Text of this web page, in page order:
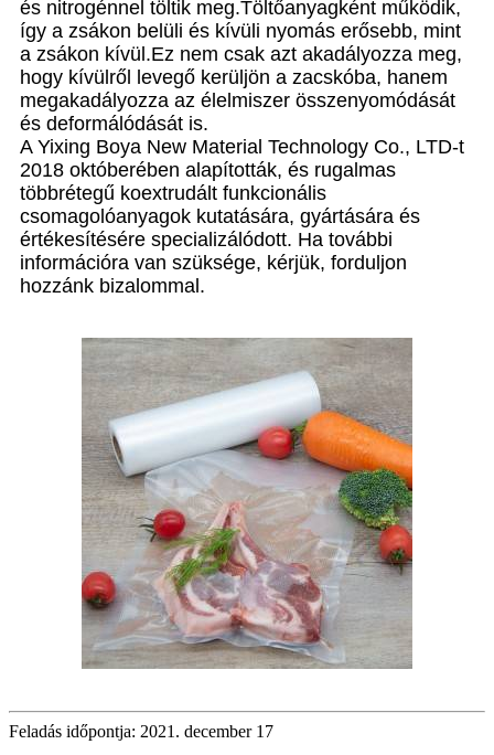
és nitrogénnel töltik meg.Töltőanyagként működik,
így a zsákon belüli és kívüli nyomás erősebb, mint
a zsákon kívül.Ez nem csak azt akadályozza meg,
hogy kívülről levegő kerüljön a zacskóba, hanem
megakadályozza az élelmiszer összenyomódását
és deformálódását is.
A Yixing Boya New Material Technology Co., LTD-t
2018 októberében alapították, és rugalmas
többrétegű koextrudált funkcionális
csomagolóanyagok kutatására, gyártására és
értékesítésére specializálódott. Ha további
információra van szüksége, kérjük, forduljon
hozzánk bizalommal.
Feladás időpontja: 2021. december 17